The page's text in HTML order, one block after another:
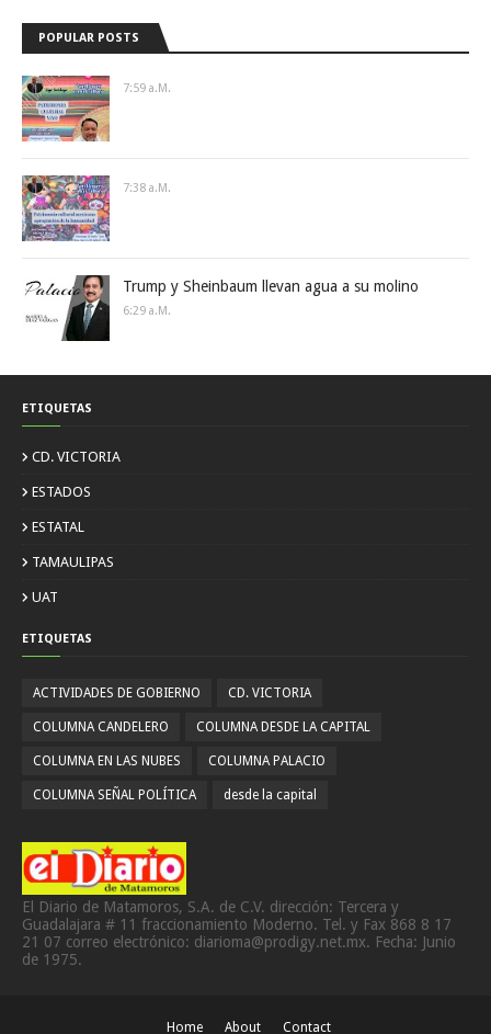
POPULAR POSTS
7:59 A.m.
7:38 A.m.
Trump y Sheinbaum llevan agua a su molino
6:29 A.m.
ETIQUETAS
CD. VICTORIA
ESTADOS
ESTATAL
TAMAULIPAS
UAT
ETIQUETAS
ACTIVIDADES DE GOBIERNO CD. VICTORIA
COLUMNA CANDELERO COLUMNA DESDE LA CAPITAL
COLUMNA EN LAS NUBES COLUMNA PALACIO
COLUMNA SEÑAL POLÍTICA desde la capital
El Diario de Matamoros, S.A. de C.V. dirección: Tercera y
Guadalajara # 11 fraccionamiento Moderno. Tel. y Fax 868 8 17
21 07 correo electrónico: diarioma@prodigy.net.mx. Fecha: Junio
de 1975.
Home About Contact